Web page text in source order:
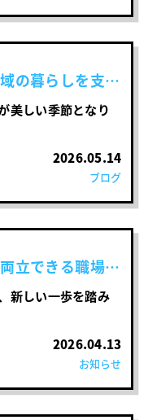
の暮らしを支え
美しい季節となり
2026.05.14
ブログ
立できる職場で
新しい一歩を踏み
2026.04.13
お知らせ